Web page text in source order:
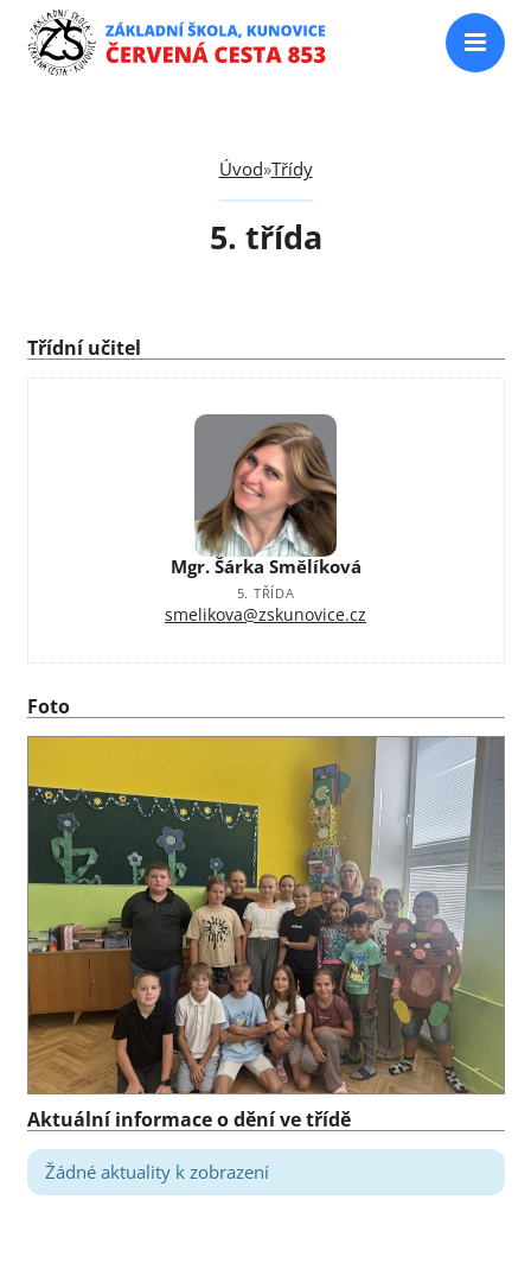
Úvod»Třídy
5. třída
Třídní učitel
Mgr. Šárka Smělíková
5. TŘÍDA
smelikova@zskunovice.cz
Foto
Aktuální informace o dění ve třídě
Žádné aktuality k zobrazení